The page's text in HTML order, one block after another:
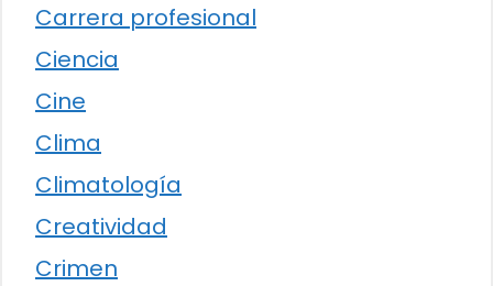
Carrera profesional
Ciencia
Cine
Clima
Climatología
Creatividad
Crimen